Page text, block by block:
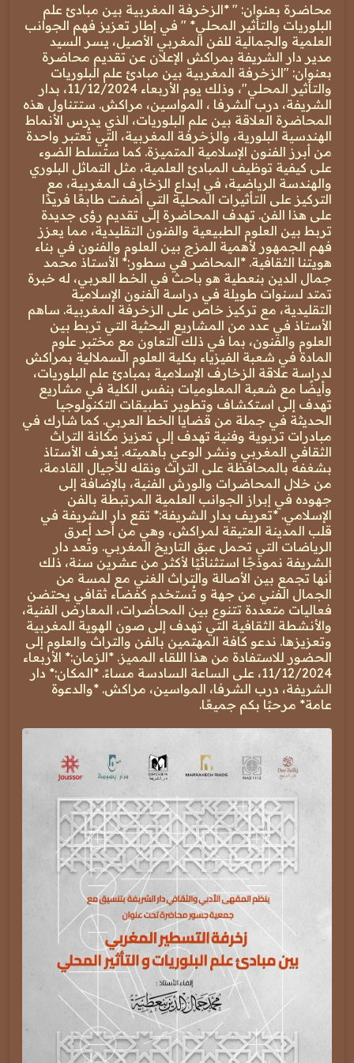
محاضرة بعنوان: " *الزخرفة المغربية بين مبادئ علم
البلوريات والتأثير المحلي* " في إطار تعزيز فهم الجوانب
العلمية والجمالية للفن المغربي الأصيل، يسر السيد
مدير دار الشريفة بمراكش الإعلان عن تقديم محاضرة
بعنوان: "الزخرفة المغربية بين مبادئ علم البلوريات
والتأثير المحلي"، وذلك يوم الأربعاء 11/12/2024، بدار
الشريفة، درب الشرفا ، المواسين، مراكش. ستتناول هذه
المحاضرة العلاقة بين علم البلوريات، الذي يدرس الأنماط
الهندسية البلورية، والزخرفة المغربية، التي تُعتبر واحدة
من أبرز الفنون الإسلامية المتميزة. كما ستُسلط الضوء
على كيفية توظيف المبادئ العلمية، مثل التماثل البلوري
والهندسة الرياضية، في إبداع الزخارف المغربية، مع
التركيز على التأثيرات المحلية التي أضفت طابعًا فريدًا
على هذا الفن. تهدف المحاضرة إلى تقديم رؤى جديدة
تربط بين العلوم الطبيعية والفنون التقليدية، مما يعزز
فهم الجمهور لأهمية المزج بين العلوم والفنون في بناء
هويتنا الثقافية. *المحاضر في سطور:* الأستاذ محمد
جمال الدين بنعطية هو باحث في الخط العربي، له خبرة
تمتد لسنوات طويلة في دراسة الفنون الإسلامية
التقليدية، مع تركيز خاص على الزخرفة المغربية. ساهم
الأستاذ في عدد من المشاريع البحثية التي تربط بين
العلوم والفنون، بما في ذلك التعاون مع مختبر علوم
المادة في شعبة الفيزياء بكلية العلوم السملالية بمراكش
لدراسة علاقة الزخارف الإسلامية بمبادئ علم البلوريات،
وأيضًا مع شعبة المعلوميات بنفس الكلية في مشاريع
تهدف إلى استكشاف وتطوير تطبيقات التكنولوجيا
الحديثة في جملة من قضايا الخط العربي. كما شارك في
مبادرات تربوية وفنية تهدف إلى تعزيز مكانة التراث
الثقافي المغربي ونشر الوعي بأهميته. يُعرف الأستاذ
بشغفه بالمحافظة على التراث ونقله للأجيال القادمة،
من خلال المحاضرات والورش الفنية، بالإضافة إلى
جهوده في إبراز الجوانب العلمية المرتبطة بالفن
الإسلامي. *تعريف بدار الشريفة:* تقع دار الشريفة في
قلب المدينة العتيقة لمراكش، وهي من أحد أعرق
الرياضات التي تحمل عبق التاريخ المغربي. وتُعد دار
الشريفة نموذجًا استثنائيًا لأكثر من عشرين سنة، ذلك
أنها تجمع بين الأصالة والتراث الغني مع لمسة من
الجمال الفني من جهة و تُستخدم كفضاء ثقافي يحتضن
فعاليات متعددة تتنوع بين المحاضرات، المعارض الفنية،
والأنشطة الثقافية التي تهدف إلى صون الهوية المغربية
وتعزيزها. ندعو كافة المهتمين بالفن والتراث والعلوم إلى
الحضور للاستفادة من هذا اللقاء المميز. *الزمان:* الأربعاء
11/12/2024، على الساعة السادسة مساءً. *المكان:* دار
الشريفة، درب الشرفا، المواسين، مراكش. *والدعوة
عامة* مرحبًا بكم جميعًا.